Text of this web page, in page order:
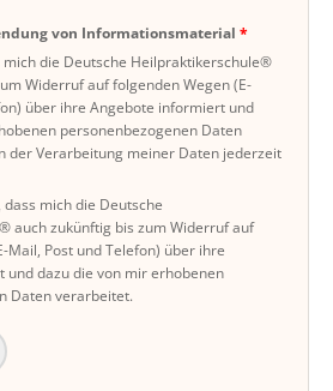
von Informationsmaterial
mich die Deutsche Heilpraktikerschule®
Widerruf auf folgenden Wegen (E-
über ihre Angebote informiert und
personenbezogenen Daten
der Verarbeitung meiner Daten jederzeit
mich die Deutsche
auch zukünftig bis zum Widerruf auf
Mail, Post und Telefon) über ihre
dazu die von mir erhobenen
Daten verarbeitet.